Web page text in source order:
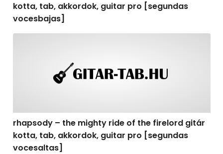
kotta, tab, akkordok, guitar pro [segundas
vocesbajas]
rhapsody – the mighty ride of the firelord gitár
kotta, tab, akkordok, guitar pro [segundas
vocesaltas]